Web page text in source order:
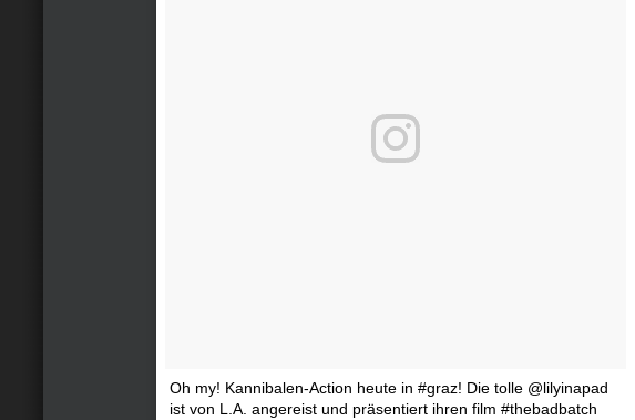
Oh my! Kannibalen-Action heute in #graz! Die tolle @lilyinapad
ist von L.A. angereist und präsentiert ihren film #thebadbatch